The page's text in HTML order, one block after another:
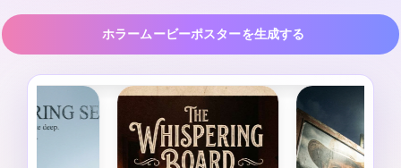
ホラームービーポスターを生成する